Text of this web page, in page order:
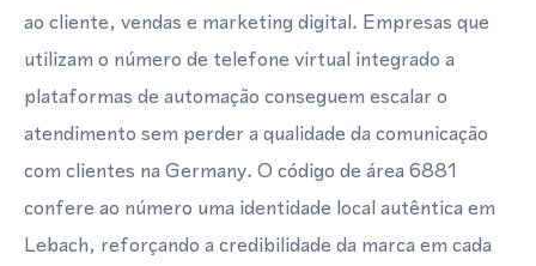
ao cliente, vendas e marketing digital. Empresas que
utilizam o número de telefone virtual integrado a
plataformas de automação conseguem escalar o
atendimento sem perder a qualidade da comunicação
com clientes na Germany. O código de área 6881
confere ao número uma identidade local autêntica em
Lebach, reforçando a credibilidade da marca em cada